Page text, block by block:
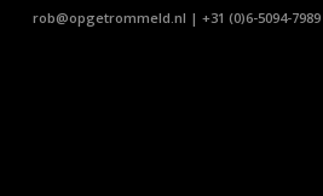
rob@opgetrommeld.nl | +31 (0)6-5094-7989